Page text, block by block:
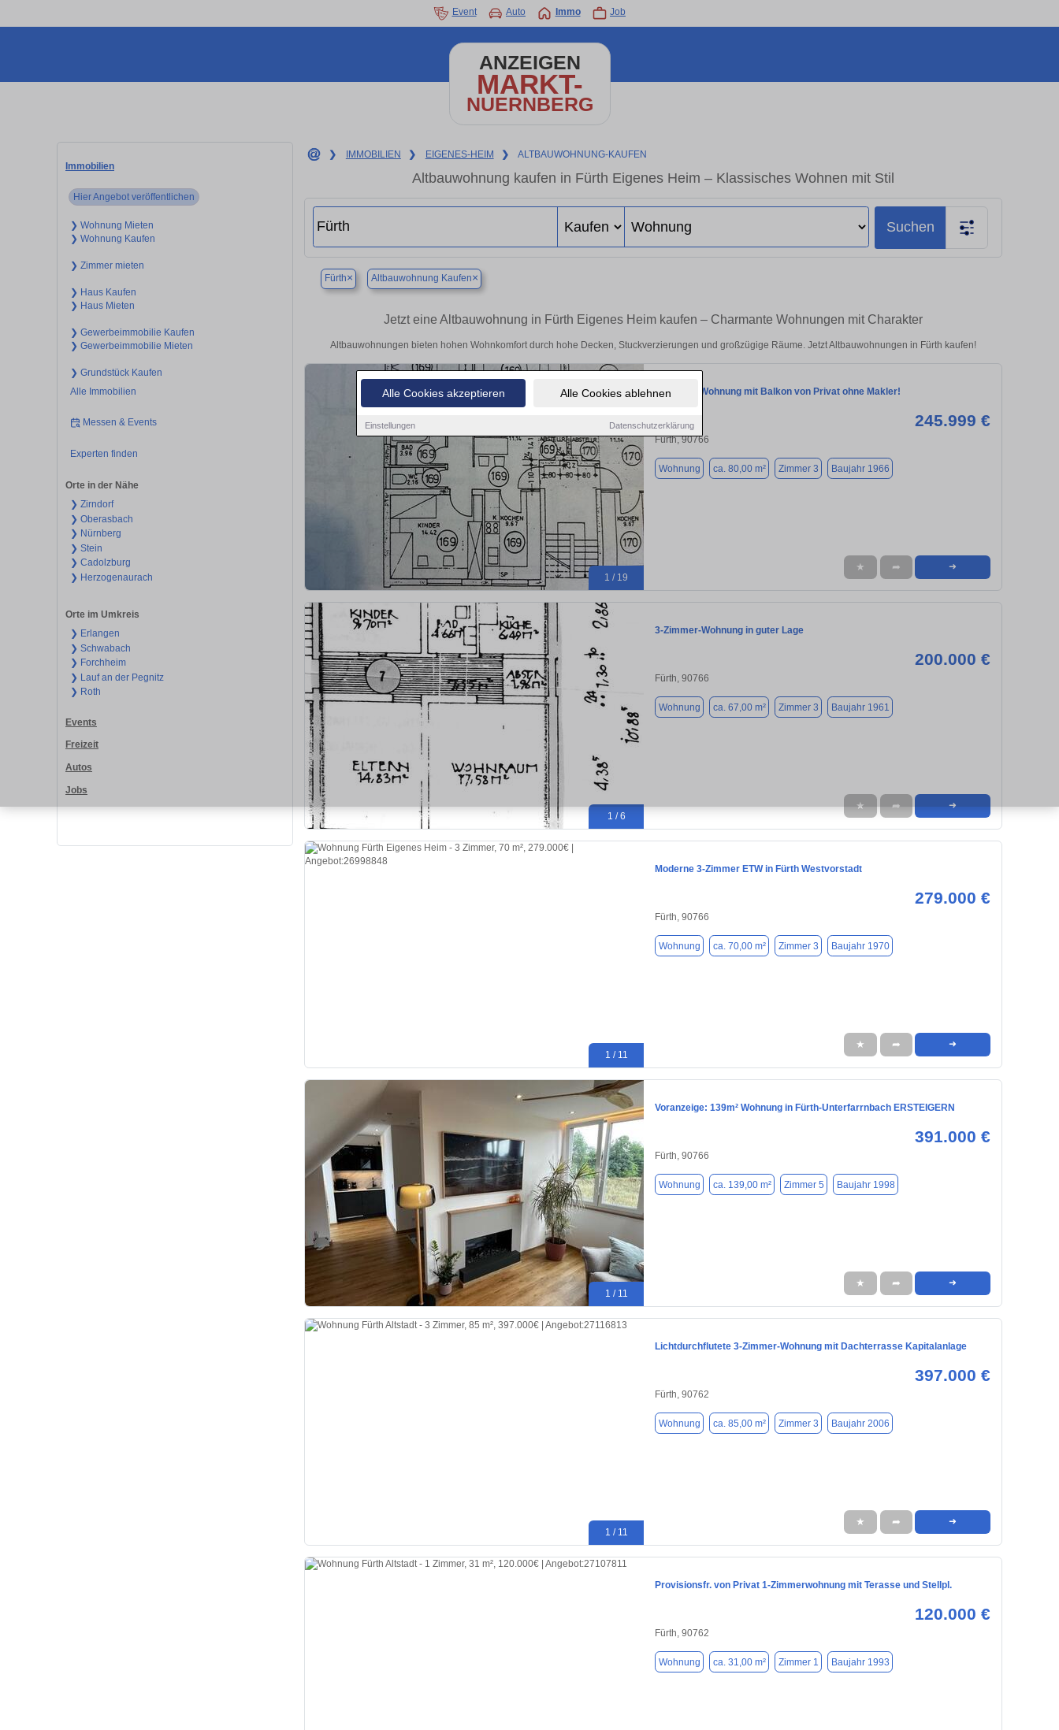
Alle Cookies akzeptieren Alle Cookies ablehnen
Einstellungen Datenschutzerklärung
Event Auto Immo Job
ANZEIGEN
MARKT-
NUERNBERG
Immobilien
Hier Angebot veröffentlichen
❯ Wohnung Mieten
❯ Wohnung Kaufen
❯ Zimmer mieten
❯ Haus Kaufen
❯ Haus Mieten
❯ Gewerbeimmobilie Kaufen
❯ Gewerbeimmobilie Mieten
❯ Grundstück Kaufen
Alle Immobilien
Messen & Events
Experten finden
Orte in der Nähe
❯ Zirndorf
❯ Oberasbach
❯ Nürnberg
❯ Stein
❯ Cadolzburg
❯ Herzogenaurach
Orte im Umkreis
❯ Erlangen
❯ Schwabach
❯ Forchheim
❯ Lauf an der Pegnitz
❯ Roth
Events
Freizeit
Autos
Jobs
❯ IMMOBILIEN ❯ EIGENES-HEIM ❯ ALTBAUWOHNUNG-KAUFEN
Altbauwohnung kaufen in Fürth Eigenes Heim – Klassisches Wohnen mit Stil
Suchen
Fürth× Altbauwohnung Kaufen×
Jetzt eine Altbauwohnung in Fürth Eigenes Heim kaufen – Charmante Wohnungen mit Charakter
Altbauwohnungen bieten hohen Wohnkomfort durch hohe Decken, Stuckverzierungen und großzügige Räume. Jetzt Altbauwohnungen in Fürth kaufen!
1 / 19
3 Zimmer Wohnung mit Balkon von Privat ohne Makler!
245.999 €
Fürth, 90766
Wohnung ca. 80,00 m² Zimmer 3 Baujahr 1966
★ ➦ ➜
1 / 6
3-Zimmer-Wohnung in guter Lage
200.000 €
Fürth, 90766
Wohnung ca. 67,00 m² Zimmer 3 Baujahr 1961
★ ➦ ➜
1 / 11
Moderne 3-Zimmer ETW in Fürth Westvorstadt
279.000 €
Fürth, 90766
Wohnung ca. 70,00 m² Zimmer 3 Baujahr 1970
★ ➦ ➜
1 / 11
Voranzeige: 139m² Wohnung in Fürth-Unterfarrnbach ERSTEIGERN
391.000 €
Fürth, 90766
Wohnung ca. 139,00 m² Zimmer 5 Baujahr 1998
★ ➦ ➜
1 / 11
Lichtdurchflutete 3-Zimmer-Wohnung mit Dachterrasse Kapitalanlage
397.000 €
Fürth, 90762
Wohnung ca. 85,00 m² Zimmer 3 Baujahr 2006
★ ➦ ➜
Provisionsfr. von Privat 1-Zimmerwohnung mit Terasse und Stellpl.
120.000 €
Fürth, 90762
Wohnung ca. 31,00 m² Zimmer 1 Baujahr 1993